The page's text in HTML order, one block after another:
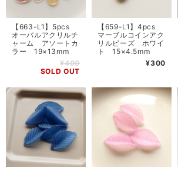
【663-L1】5pcs
オーバルアクリルチ
ャーム アソートカ
ラー 19×13mm
¥400
SOLD OUT
【659-L1】4pcs
マーブルコインアク
リルビーズ ホワイ
ト 15×4.5mm
¥300